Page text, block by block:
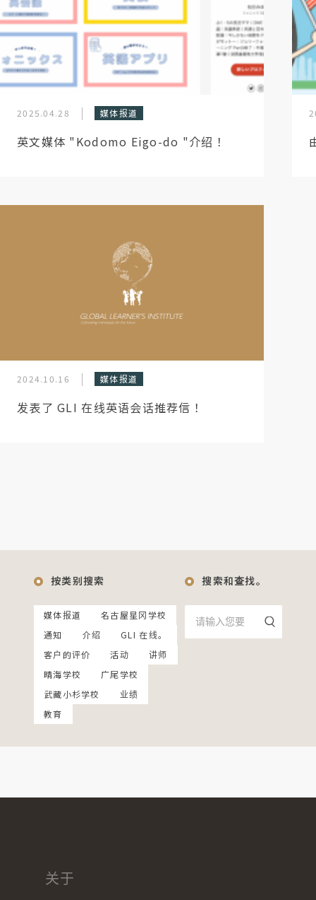
2025.04.28 媒体报道
英文媒体 "Kodomo Eigo-do "介绍！
2024.10.16 媒体报道
发表了 GLI 在线英语会话推荐信！
按类别搜索
媒体报道
名古屋星冈学校
通知
介绍
GLI 在线。
客户的评价
活动
讲师
晴海学校
广尾学校
武藏小杉学校
业绩
教育
搜索和查找。
关于